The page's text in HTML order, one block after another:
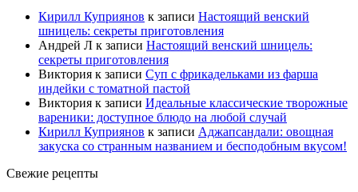
Кирилл Куприянов к записи Настоящий венский
шницель: секреты приготовления
Андрей Л к записи Настоящий венский шницель:
секреты приготовления
Виктория к записи Суп с фрикадельками из фарша
индейки с томатной пастой
Виктория к записи Идеальные классические творожные
вареники: доступное блюдо на любой случай
Кирилл Куприянов к записи Аджапсандали: овощная
закуска со странным названием и бесподобным вкусом!
Свежие рецепты